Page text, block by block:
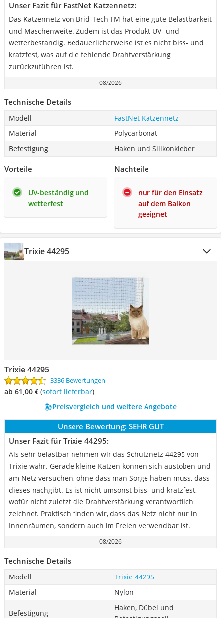
Unser Fazit für FastNet Katzennetz:
Das Katzennetz von Brid-Tech TM hat eine gute Belastbarkeit
und Maschenweite. Zudem ist das Produkt UV- und
wetterbeständig. Bedauerlicherweise ist es nicht biss- und
kratzfest, was auf die fehlende Drahtverstärkung
zurückzuführen ist.
08/2026
Technische Details
Modell
FastNet Katzennetz
Material
Polycarbonat
Befestigung
Haken und Silikonkleber
Vorteile
UV-beständig und
wetterfest
Nachteile
nur für den Einsatz
auf dem Balkon
geeignet
Trixie 44295
Trixie 44295
3336 Bewertungen
ab 61,00 € ( Sofort lieferbar)
Preisvergleich und weitere Angebote
Unsere Bewertung: SEHR GUT
Unser Fazit für Trixie 44295:
Als sehr belastbar nehmen wir das Schutznetz 44295 von
Trixie wahr. Gerade kleine Katzen können sich austoben und
am Netz versuchen, ohne dass man Sorge haben muss, dass
dieses nachgibt. Es ist nicht umsonst biss- und kratzfest,
wofür nicht zuletzt die Drahtverstärkung verantwortlich
zeichnet. Praktisch finden wir, dass das Netz nicht nur in
Innenräumen, sondern auch im Freien verwendbar ist.
08/2026
Technische Details
Modell
Trixie 44295
Material
Nylon
Befestigung
Haken, Dübel und